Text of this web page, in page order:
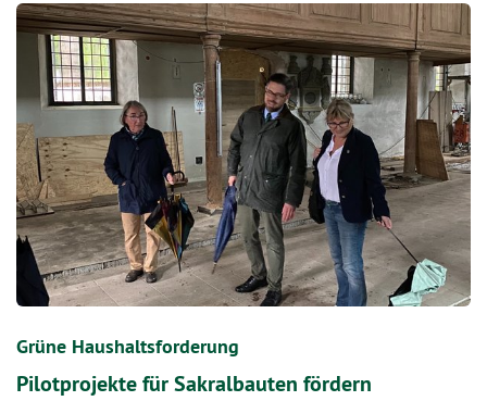
Grüne Haushaltsforderung
Pilotprojekte für Sakralbauten fördern